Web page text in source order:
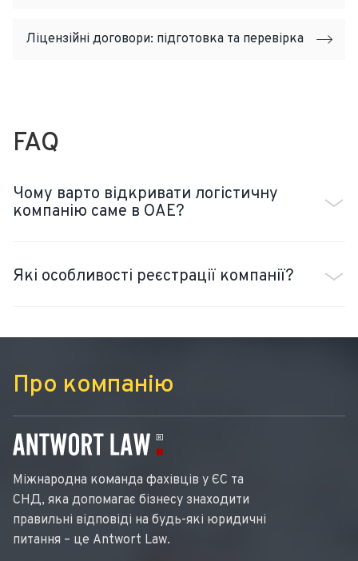
Ліцензійні договори: підготовка та перевірка
FAQ
Чому варто відкривати логістичну
компанію саме в ОАЕ?
Які особливості реєстрації компанії?
Про компанію
Міжнародна команда фахівців у ЄС та
СНД, яка допомагає бізнесу знаходити
правильні відповіді на будь-які юридичні
питання – це Antwort Law.